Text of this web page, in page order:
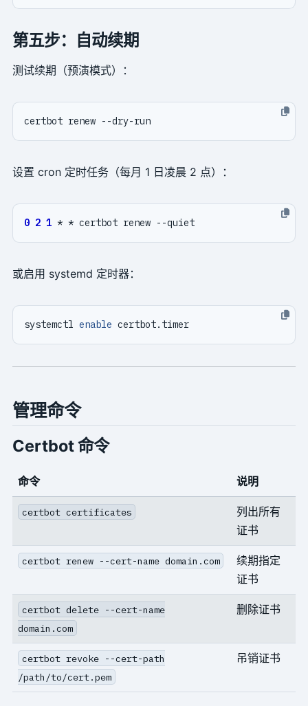
第五步：自动续期
测试续期（预演模式）：
certbot renew --dry-run
设置 cron 定时任务（每月 1 日凌晨 2 点）：
0 2 1 * * certbot renew --quiet
或启用 systemd 定时器：
systemctl enable certbot.timer
管理命令
Certbot 命令
命令 说明
certbot certificates
列出所有
证书
certbot renew --cert-name domain.com
续期指定
证书
certbot delete --cert-name
domain.com
删除证书
certbot revoke --cert-path
/path/to/cert.pem
吊销证书